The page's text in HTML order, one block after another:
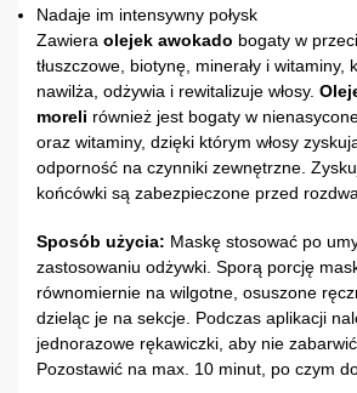
Nadaje im intensywny połysk
Zawiera olejek awokado bogaty w
tłuszczowe, biotynę, minerały i witaminy,
nawilża, odżywia i rewitalizuje włosy.
moreli również jest bogaty w
oraz witaminy, dzięki którym włosy
odporność na czynniki zewnętrzne.
końcówki są zabezpieczone przed
Sposób użycia: Maskę stosować po
zastosowaniu odżywki. Sporą porcję
równomiernie na wilgotne, osuszone
dzieląc je na sekcje. Podczas aplikacji
jednorazowe rękawiczki, aby nie zabarwić
Pozostawić na max. 10 minut, po czym